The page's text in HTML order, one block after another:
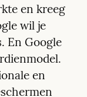
en kreeg
wil je
En Google
en